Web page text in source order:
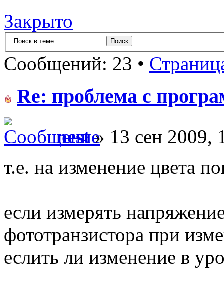
Закрыто
Сообщений: 23 •
Re: проблема с
nest» 13 сен 2009,
т.е. на изменение цвета
если измерять
фототранзистора при
еслить ли изменение в